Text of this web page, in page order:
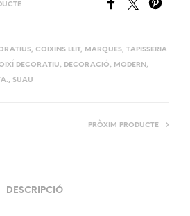
, COIXINS LLIT, MARQUES, TAPISSERIA
DECORATIU, DECORACIÓ, MODERN,
, SUAU
PRÒXIM PRODUCTE
DESCRIPCIÓ